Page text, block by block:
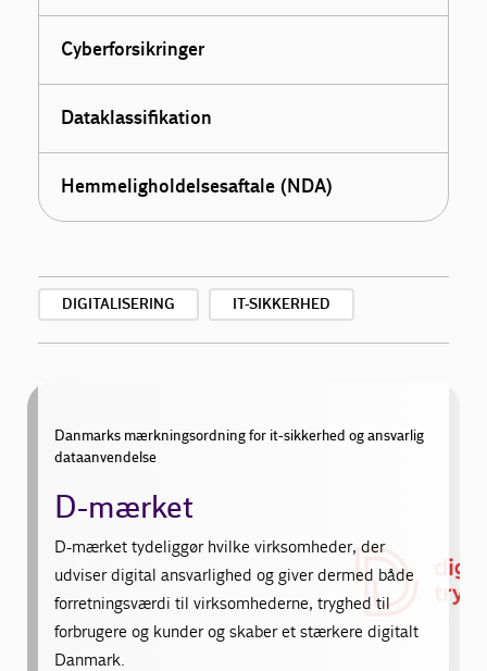
Cyberforsikringer
Dataklassifikation
Hemmeligholdelsesaftale (NDA)
DIGITALISERING IT-SIKKERHED
Danmarks mærkningsordning for it-sikkerhed og ansvarlig
dataanvendelse
D-mærket
D-mærket tydeliggør hvilke virksomheder, der
udviser digital ansvarlighed og giver dermed både
forretningsværdi til virksomhederne, tryghed til
forbrugere og kunder og skaber et stærkere digitalt
Danmark.